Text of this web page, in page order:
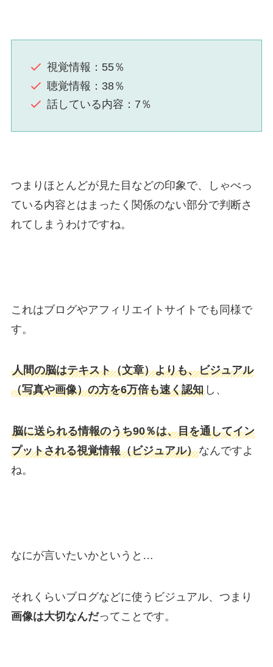
視覚情報：55％
聴覚情報：38％
話している内容：7％
つまりほとんどが見た目などの印象で、しゃべっ
ている内容とはまったく関係のない部分で判断さ
れてしまうわけですね。
これはブログやアフィリエイトサイトでも同様で
す。
人間の脳はテキスト（文章）よりも、ビジュアル
（写真や画像）の方を6万倍も速く認知し、
脳に送られる情報のうち90％は、目を通してイン
プットされる視覚情報（ビジュアル）なんですよ
ね。
なにが言いたいかというと…
それくらいブログなどに使うビジュアル、つまり
画像は大切なんだってことです。